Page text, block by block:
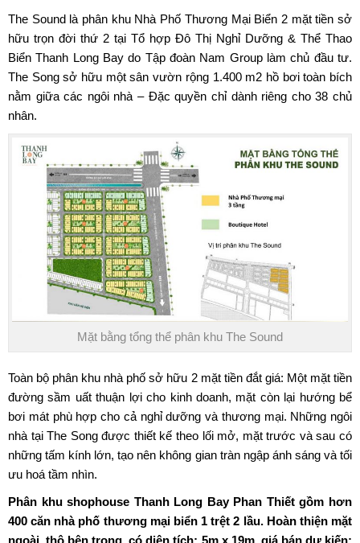
The Sound là phân khu Nhà Phố Thương Mại Biển 2 mặt tiền sở
hữu trọn đời thứ 2 tại Tổ hợp Đô Thị Nghỉ Dưỡng & Thể Thao
Biển Thanh Long Bay do Tập đoàn Nam Group làm chủ đầu tư.
The Song sở hữu một sân vườn rộng 1.400 m2 hồ bơi toàn bích
nằm giữa các ngôi nhà – Đặc quyền chỉ dành riêng cho 38 chủ
nhân.
Mặt bằng tổng thể phân khu The Sound
Toàn bộ phân khu nhà phố sở hữu 2 mặt tiền đắt giá: Một mặt tiền
đường sầm uất thuận lợi cho kinh doanh, mặt còn lại hướng bể
bơi mát phù hợp cho cả nghỉ dưỡng và thương mại. Những ngôi
nhà tại The Song được thiết kế theo lối mở, mặt trước và sau có
những tấm kính lớn, tạo nên không gian tràn ngập ánh sáng và tối
ưu hoá tầm nhìn.
Phân khushophouse Thanh Long Bay Phan Thiếtgồm hơn
400 căn nhà phố thương mại biển 1 trệt 2 lầu. Hoàn thiện mặt
ngoài, thô bên trong, có diện tích: 5m x 19m. giá bán dự kiến: